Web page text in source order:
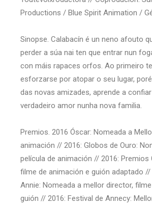
Productions / Blue Spirit Animation /
Sinopse. Calabacín é un neno afouto
perder a súa nai ten que entrar nun
con máis rapaces orfos. Ao primeiro
esforzarse por atopar o seu lugar,
das novas amizades, aprende a
verdadeiro amor nunha nova familia.
Premios. 2016 Óscar: Nomeada a
animación // 2016: Globos de Ouro:
película de animación // 2016: Premios
filme de animación e guión adaptado //
Annie: Nomeada a mellor director,
guión // 2016: Festival de Annecy: